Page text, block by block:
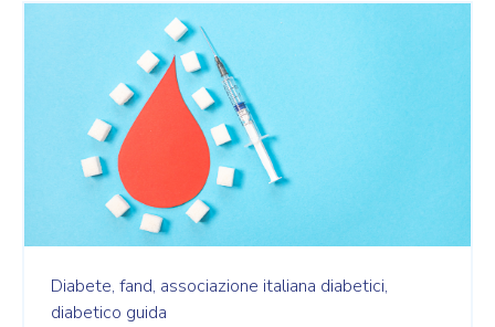
Diabete, fand, associazione italiana diabetici,
diabetico guida